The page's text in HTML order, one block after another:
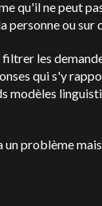
qu'il ne peut
personne ou sur
les
qui s'y
modèles
problème